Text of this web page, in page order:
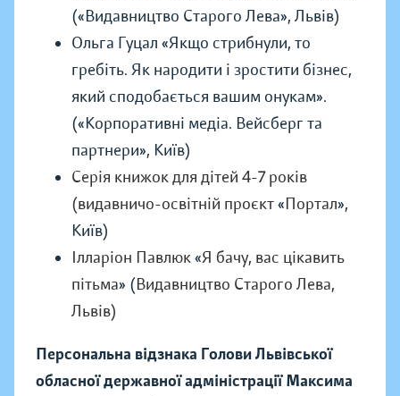
(«Видавництво Старого Лева», Львів)
Ольга Гуцал «Якщо стрибнули, то
гребіть. Як народити і зростити бізнес,
який сподобається вашим онукам».
(«Корпоративні медіа. Вейсберг та
партнери», Київ)
Серія книжок для дітей 4-7 років
(видавничо-освітній проєкт«Портал»,
Київ)
Ілларіон Павлюк«Я бачу, вас цікавить
пітьма» (Видавництво Старого Лева,
Львів)
Персональна відзнака Голови Львівської
обласної державної адміністрації Максима